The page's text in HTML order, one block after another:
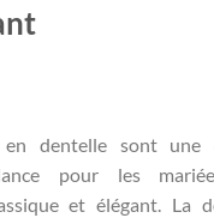
dentelle sont une
pour les
et élégant. La